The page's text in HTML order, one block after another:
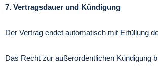
7. Vertragsdauer und Kündigung
Der Vertrag endet automatisch mit Erfüllung
Das Recht zur außerordentlichen Kündigung